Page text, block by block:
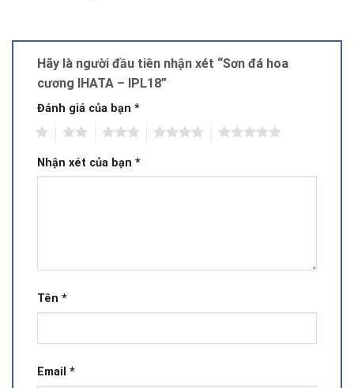
Hãy là người đầu tiên nhận xét “Sơn đá hoa
cương IHATA – IPL18”
Đánh giá của bạn *
Nhận xét của bạn *
Tên *
Email *